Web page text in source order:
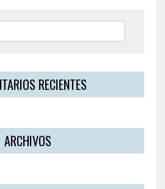
RECIENTES
ARCHIVOS